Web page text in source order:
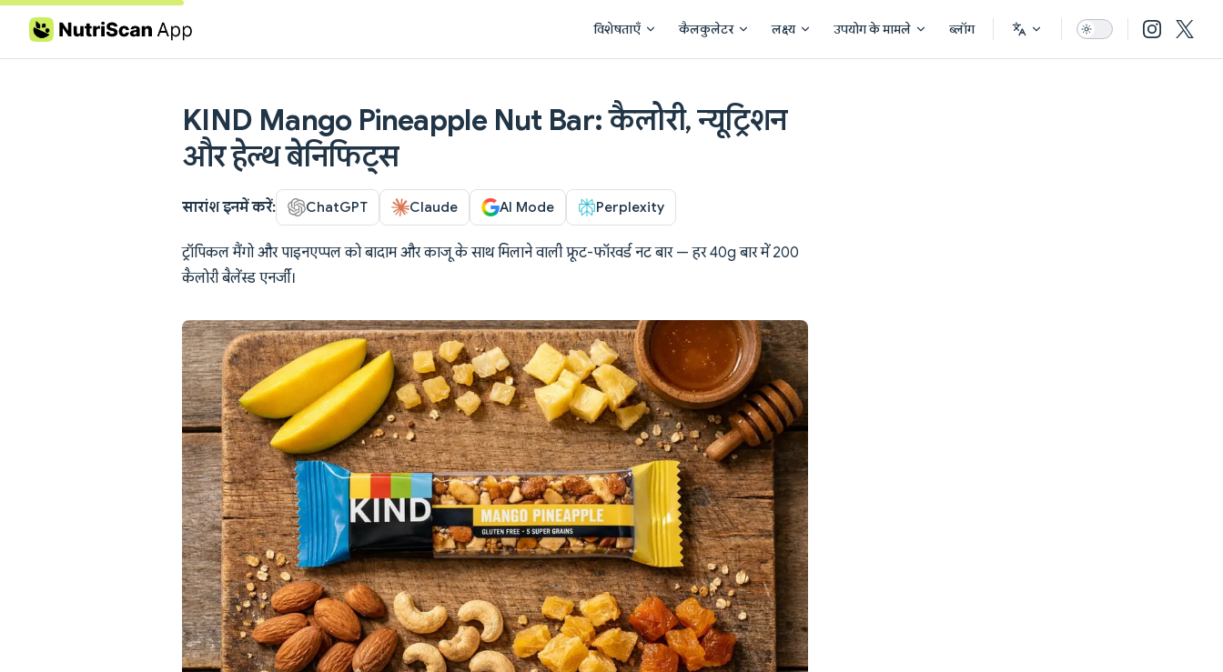
Skip to content विशेषताएँ कैलकुलेटर लक्ष्य उपयोग के मामले ब्लॉग
KIND Mango Pineapple Nut Bar: कैलोरी, न्यूट्रिशन
और हेल्थ बेनिफिट्स
सारांश इनमें करें: ChatGPT Claude AI Mode Perplexity
ट्रॉपिकल मैंगो और पाइनएप्पल को बादाम और काजू के साथ मिलाने वाली फ्रूट-फॉरवर्ड नट बार — हर 40g बार में 200
कैलोरी बैलेंस्ड एनर्जी।